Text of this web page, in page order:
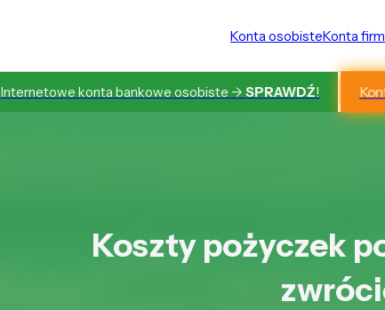
Konta osobisteKonta
Internetowe konta bankowe osobiste -> SPRAWDŹ!
Koszty pożyczek